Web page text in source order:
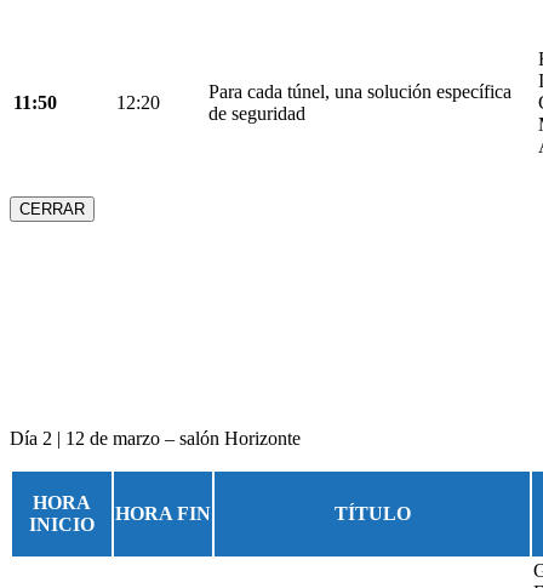
11:50 12:20
Para cada túnel, una solución específica
de seguridad
CERRAR
Día 2 | 12 de marzo – salón Horizonte
HORA
INICIO
HORA FIN TÍTULO